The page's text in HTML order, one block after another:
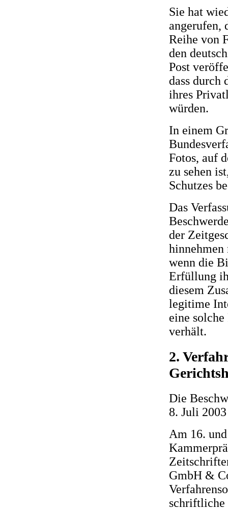
Sie hat
angerufen,
Reihe von
den
Post
dass durch
ihres
würden.
In einem
Fotos, auf
zu sehen
Schutzes
Das
der
hinnehmen
wenn die
Erfüllung
diesem
legitime
eine
verhält.
2.
Die
8. Juli
Am 16.
GmbH &
schriftliche